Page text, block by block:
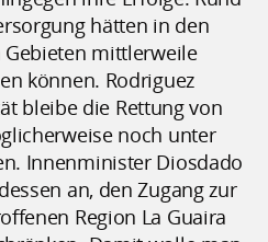
hätten in den
mittlerweile
können. Rodriguez
bleibe die Rettung von
noch unter
Innenminister Diosdado
an, den Zugang zur
Region La Guaira